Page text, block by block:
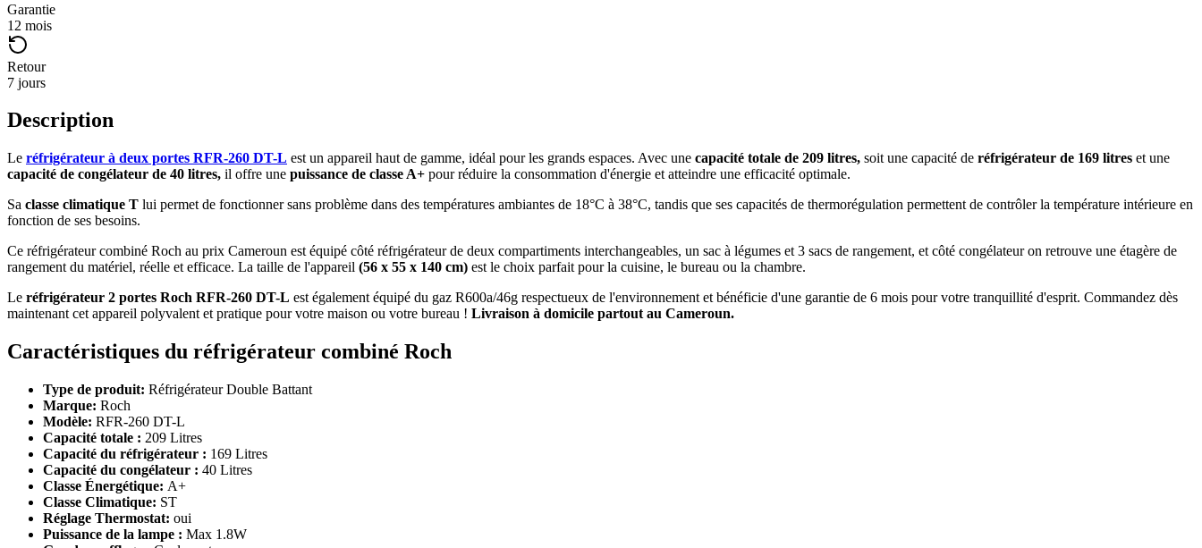
Garantie
12 mois
Retour
7 jours
Description
Le réfrigérateur à deux portes RFR-260 DT-L est un appareil haut de gamme, idéal pour les grands espaces. Avec une capacité totale de 209 litres, soit une capacité de réfrigérateur de 169 litres et une
capacité de congélateur de 40 litres, il offre une puissance de classe A+ pour réduire la consommation d'énergie et atteindre une efficacité optimale.
Sa classe climatique T lui permet de fonctionner sans problème dans des températures ambiantes de 18°C ​​à 38°C, tandis que ses capacités de thermorégulation permettent de contrôler la température intérieure en
fonction de ses besoins.
Ce réfrigérateur combiné Roch au prix Cameroun est équipé côté réfrigérateur de deux compartiments interchangeables, un sac à légumes et 3 sacs de rangement, et côté congélateur on retrouve une étagère de
rangement du matériel, réelle et efficace. La taille de l'appareil (56 x 55 x 140 cm) est le choix parfait pour la cuisine, le bureau ou la chambre.
Le réfrigérateur 2 portes Roch RFR-260 DT-L est également équipé du gaz R600a/46g respectueux de l'environnement et bénéficie d'une garantie de 6 mois pour votre tranquillité d'esprit. Commandez dès
maintenant cet appareil polyvalent et pratique pour votre maison ou votre bureau ! Livraison à domicile partout au Cameroun.
Caractéristiques du réfrigérateur combiné Roch
Type de produit: Réfrigérateur Double Battant
Marque: Roch
Modèle: RFR-260 DT-L
Capacité totale : 209 Litres
Capacité du réfrigérateur : 169 Litres
Capacité du congélateur : 40 Litres
Classe Énergétique: A+
Classe Climatique: ST
Réglage Thermostat: oui
Puissance de la lampe : Max 1.8W